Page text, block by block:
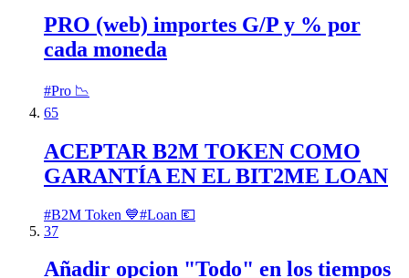
PRO (web) importes G/P y % por
cada moneda
#Pro 📉
65
ACEPTAR B2M TOKEN COMO
GARANTÍA EN EL BIT2ME LOAN
#B2M Token 💙#Loan 💶
37
Añadir opcion "Todo" en los tiempos